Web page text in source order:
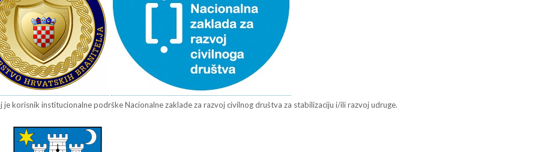
korisnik institucionalne podrške Nacionalne zaklade za razvoj civilnog društva za stabilizaciju i/ili razvoj udruge.